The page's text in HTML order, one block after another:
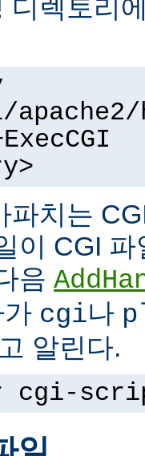
디렉토리
파치는
이 CGI
음
cgi나
알린다.
cgi-